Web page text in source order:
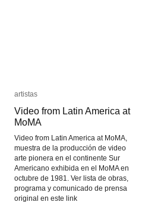
artistas
Video from Latin America at
MoMA
Video from Latin America at MoMA,
muestra de la producción de video
arte pionera en el continente Sur
Americano exhibida en el MoMA en
octubre de 1981. Ver lista de obras,
programa y comunicado de prensa
original en este link
artistas
Video from Latin America at
MoMA